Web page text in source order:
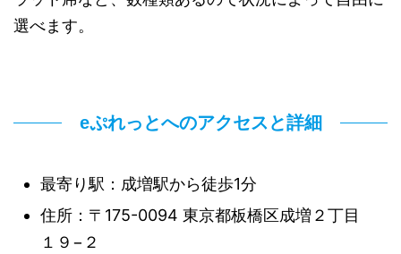
選べます。
eぷれっとへのアクセスと詳細
最寄り駅：成増駅から徒歩1分
住所：〒175-0094 東京都板橋区成増２丁目
１９−２